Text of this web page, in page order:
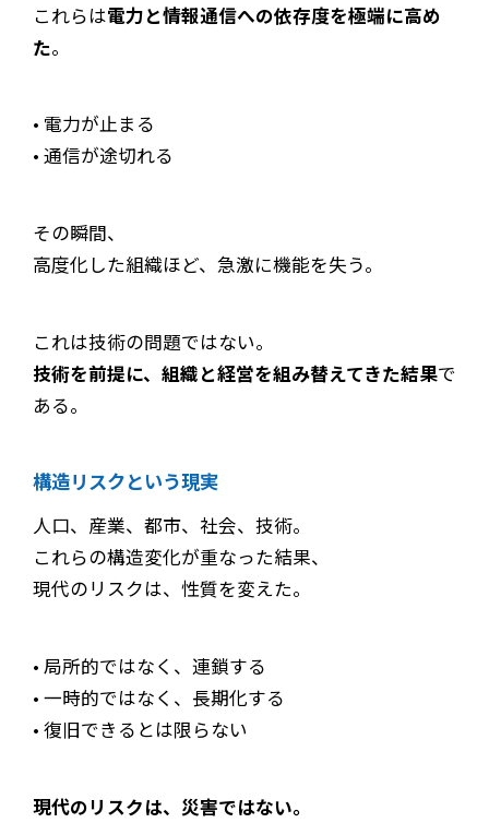
これらは電力と情報通信への依存度を極端に高め
た。
• 電力が止まる
• 通信が途切れる
その瞬間、
高度化した組織ほど、急激に機能を失う。
これは技術の問題ではない。
技術を前提に、組織と経営を組み替えてきた結果で
ある。
構造リスクという現実
人口、産業、都市、社会、技術。
これらの構造変化が重なった結果、
現代のリスクは、性質を変えた。
• 局所的ではなく、連鎖する
• 一時的ではなく、長期化する
• 復旧できるとは限らない
現代のリスクは、災害ではない。